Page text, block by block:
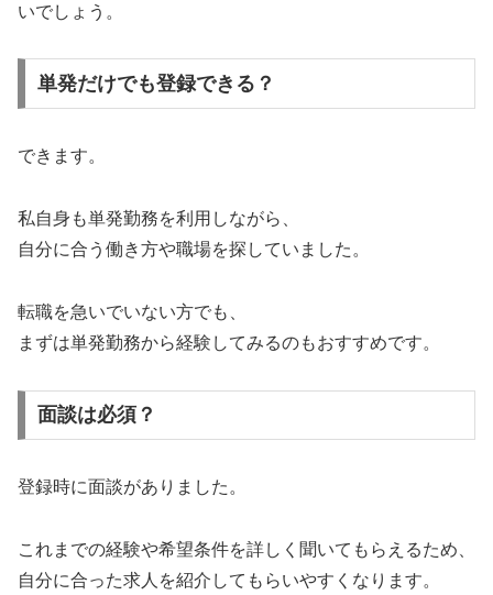
いでしょう。
単発だけでも登録できる？
できます。
私自身も単発勤務を利用しながら、
自分に合う働き方や職場を探していました。
転職を急いでいない方でも、
まずは単発勤務から経験してみるのもおすすめです。
面談は必須？
登録時に面談がありました。
これまでの経験や希望条件を詳しく聞いてもらえるため、
自分に合った求人を紹介してもらいやすくなります。